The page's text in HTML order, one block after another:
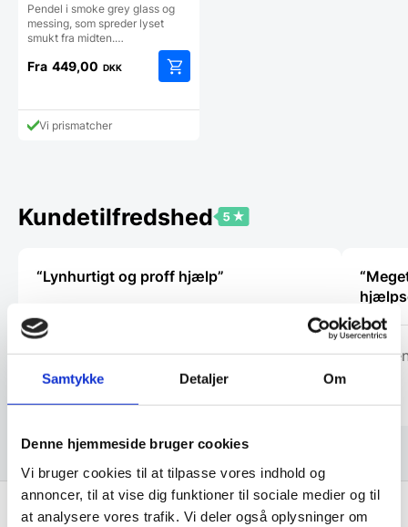
Samtykke Detaljer Om
Denne hjemmeside bruger cookies
Vi bruger cookies til at tilpasse vores indhold og
annoncer, til at vise dig funktioner til sociale medier og til
at analysere vores trafik. Vi deler også oplysninger om
Pendel i smoke grey glass og
messing, som spreder lyset
smukt fra midten.…
Fra 449,00 DKK
vare
vælges
på
Vi prismatcher
Kundetilfredshed
“Lynhurtigt og proff hjælp”
Christina